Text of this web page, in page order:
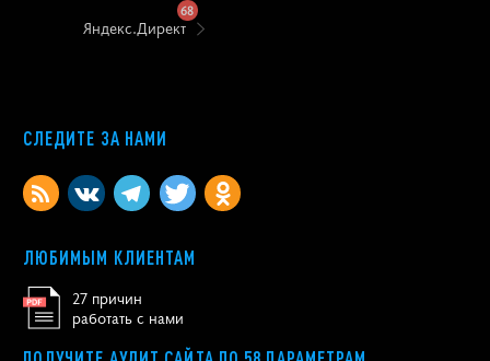
Яндекс.Директ
68
СЛЕДИТЕ ЗА НАМИ
ЛЮБИМЫМ КЛИЕНТАМ
27 причин
работать с нами